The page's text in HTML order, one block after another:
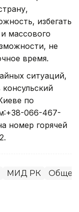
избегать
массового
не
время.
ситуаций,
по
066-467-
номер горячей
МИД РК